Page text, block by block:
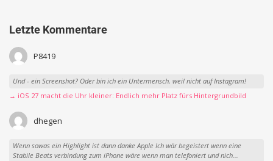
Letzte Kommentare
P8419
Und - ein Screenshot? Oder bin ich ein Untermensch, weil nicht auf Instagram!
→ iOS 27 macht die Uhr kleiner: Endlich mehr Platz fürs Hintergrundbild
dhegen
Wenn sowas ein Highlight ist dann danke Apple Ich wär begeistert wenn eine
Stabile Beats verbindung zum iPhone wäre wenn man telefoniert und nich...